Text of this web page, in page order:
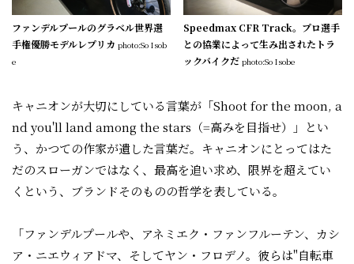
ファンデルプールのグラベル世界選
手権優勝モデルレプリカ photo:So Isob
e
Speedmax CFR Track。プロ選手
との協業によって生み出されたトラ
ックバイクだphoto:So Isobe
キャニオンが大切にしている言葉が「Shoot for the moon, a
nd you'll land among the stars（=高みを目指せ）」とい
う、かつての作家が遺した言葉だ。キャニオンにとってはた
だのスローガンではなく、最高を追い求め、限界を超えてい
くという、ブランドそのものの哲学を表している。
「ファンデルプールや、アネミエク・ファンフルーテン、カシ
ア・ニエウィアドマ、そしてヤン・フロデノ。彼らは"自転車